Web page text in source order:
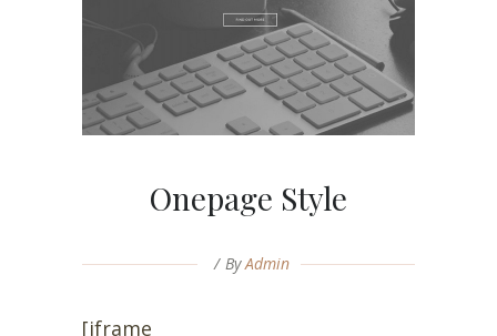
Onepage Style
ByAdmin
[iframe